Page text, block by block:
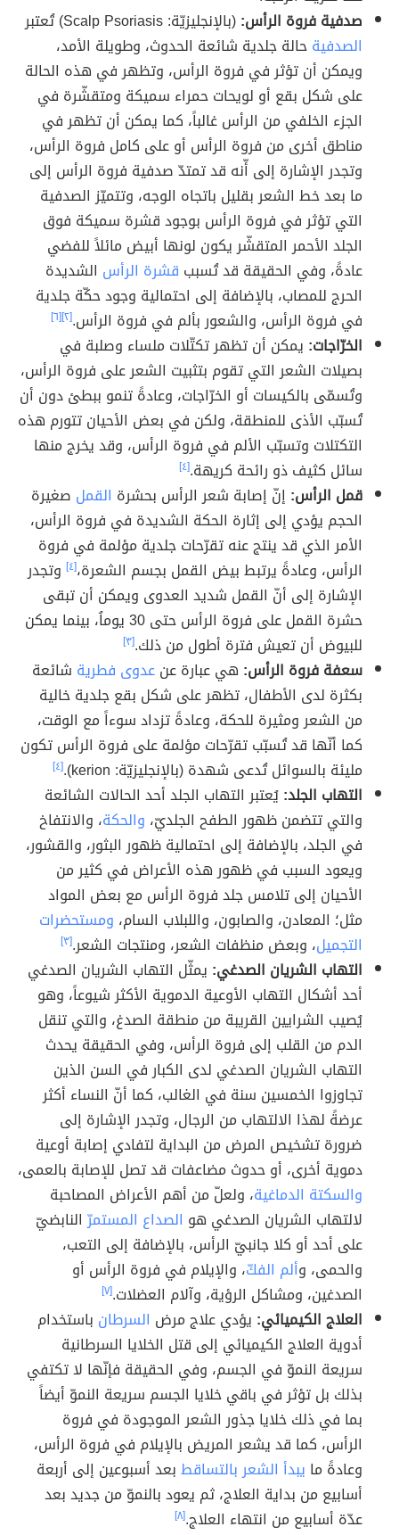
صدفية فروة الرأس:(بالإنجليزيّة: Scalp Psoriasis) تُعتبر
الصدفيةحالة جلدية شائعة الحدوث، وطويلة الأمد،
ويمكن أن تؤثر في فروة الرأس، وتظهر في هذه الحالة
على شكل بقع أو لويحات حمراء سميكة ومتقشّرة في
الجزء الخلفي من الرأس غالباً، كما يمكن أن تظهر في
مناطق أخرى من فروة الرأس أو على كامل فروة الرأس،
وتجدر الإشارة إلى أّنه قد تمتدّ صدفية فروة الرأس إلى
ما بعد خط الشعر بقليل باتجاه الوجه، وتتميّز الصدفية
التي تؤثر في فروة الرأس بوجود قشرة سميكة فوق
الجلد الأحمر المتقشّر يكون لونها أبيض مائلاً للفضي
عادةً، وفي الحقيقة قد تُسبب قشرة الرأس الشديدة
الحرج للمصاب، بالإضافة إلى احتمالية وجود حكّة جلدية
في فروة الرأس، والشعور بألم في فروة الرأس.[٢] [٦]
الخرّاجات: يمكن أن تظهر تكتّلات ملساء وصلبة في
بصيلات الشعر التي تقوم بتثبيت الشعر على فروة الرأس،
وتُسمّى بالكيسات أو الخرّاجات، وعادةً تنمو ببطئ دون أن
تُسبّب الأذى للمنطقة، ولكن في بعض الأحيان تتورم هذه
التكتلات وتسبّب الألم في فروة الرأس، وقد يخرج منها
سائل كثيف ذو رائحة كريهة.[٤]
قمل الرأس: إنّ إصابة شعر الرأس بحشرة القمل صغيرة
الحجم يؤدي إلى إثارة الحكة الشديدة في فروة الرأس،
الأمر الذي قد ينتج عنه تقرّحات جلدية مؤلمة في فروة
الرأس، وعادةً يرتبط بيض القمل بجسم الشعرة،[٤] وتجدر
الإشارة إلى أنّ القمل شديد العدوى ويمكن أن تبقى
حشرة القمل على فروة الرأس حتى 30 يوماُ، بينما يمكن
للبيوض أن تعيش فترة أطول من ذلك.[٣]
سعفة فروة الرأس: هي عبارة عنعدوى فطرية شائعة
بكثرة لدى الأطفال، تظهر على شكل بقع جلدية خالية
من الشعر ومثيرة للحكة، وعادةً تزداد سوءاً مع الوقت،
كما أنّها قد تُسبّب تقرّحات مؤلمة على فروة الرأس تكون
مليئة بالسوائل تُدعى شهدة (بالإنجليزيّة: kerion).
[٤]
التهاب الجلد:يُعتبر التهاب الجلد أحد الحالات الشائعة
والتي تتضمن ظهور الطفح الجلديّ، والحكة، والانتفاخ
في الجلد، بالإضافة إلى احتمالية ظهور البثور، والقشور،
ويعود السبب في ظهور هذه الأعراض في كثير من
الأحيان إلى تلامس جلد فروة الرأس مع بعض المواد
مثل؛ المعادن، والصابون، واللبلاب السام، ومستحضرات
التجميل، وبعض منظفات الشعر، ومنتجات الشعر.[٣]
التهاب الشريان الصدغي: يمثّل التهاب الشريان الصدغي
أحد أشكال التهاب الأوعية الدموية الأكثر شيوعاً، وهو
يُصيب الشرايين القريبة من منطقة الصدغ، والتي تنقل
الدم من القلب إلى فروة الرأس، وفي الحقيقة يحدث
التهاب الشريان الصدغي لدى الكبار في السن الذين
تجاوزوا الخمسين سنة في الغالب، كما أنّ النساء أكثر
عرضةً لهذا الالتهاب من الرجال، وتجدر الإشارة إلى
ضرورة تشخيص المرض من البداية لتفادي إصابة أوعية
دموية أخرى، أو حدوث مضاعفات قد تصل للإصابة بالعمى،
والسكتة الدماغية، ولعلّ من أهم الأعراض المصاحبة
لالتهاب الشريان الصدغي هو الصداع المستمرّالنابضيّ
على أحد أو كلا جانبيّ الرأس، بالإضافة إلى التعب،
والحمى، وألم الفكّ، والإيلام في فروة الرأس أو
الصدغين، ومشاكل الرؤية، وآلام العضلات.[٧]
العلاج الكيميائي: يؤدي علاج مرض السرطان باستخدام
أدوية العلاج الكيميائي إلى قتل الخلايا السرطانية
سريعة النموّ في الجسم، وفي الحقيقة فإنّها لا تكتفي
بذلك بل تؤثر في باقي خلايا الجسم سريعة النموّ أيضاً
بما في ذلك خلايا جذور الشعر الموجودة في فروة
الرأس، كما قد يشعر المريض بالإيلام في فروة الرأس،
وعادةً ما يبدأ الشعر بالتساقطبعد أسبوعين إلى أربعة
أسابيع من بداية العلاج، ثم يعود بالنموّ من جديد بعد
عدّة أسابيع من انتهاء العلاج.[٨]